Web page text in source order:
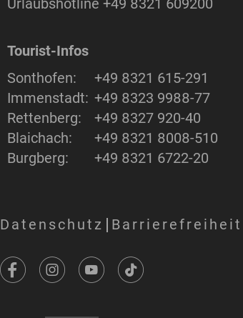
Urlaubshotline+49 8321 609200
Tourist-Infos
Sonthofen:
+49 8321 615-291
Immenstadt: +49 8323 9988-77
Rettenberg:
+49 8327 920-40
Blaichach:
+49 8321 8008-510
Burgberg:
+49 8321 6722-20
Datenschutz Barrierefreiheit